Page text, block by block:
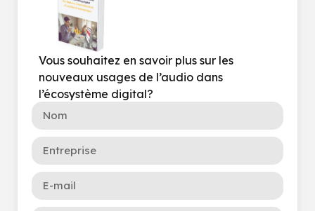
Vous souhaitez en savoir plus sur les
nouveaux usages de l’audio dans
l’écosystème digital?